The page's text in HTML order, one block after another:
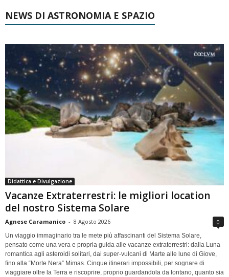
NEWS DI ASTRONOMIA E SPAZIO
Didattica e Divulgazione
Vacanze Extraterrestri: le migliori location
del nostro Sistema Solare
Agnese Caramanico - 8 Agosto 2026 0
Un viaggio immaginario tra le mete più affascinanti del Sistema Solare,
pensato come una vera e propria guida alle vacanze extraterrestri: dalla Luna
romantica agli asteroidi solitari, dai super-vulcani di Marte alle lune di Giove,
fino alla “Morte Nera” Mimas. Cinque itinerari impossibili, per sognare di
viaggiare oltre la Terra e riscoprire, proprio guardandola da lontano, quanto sia